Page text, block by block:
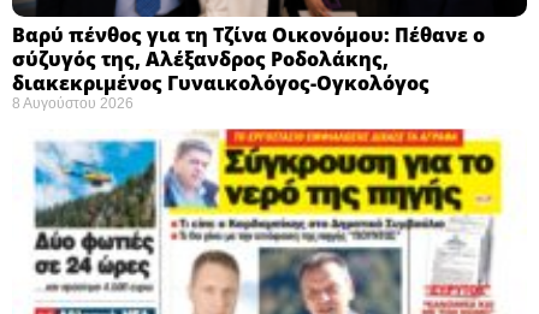
Βαρύ πένθος για τη Τζίνα Οικονόμου: Πέθανε ο
σύζυγός της, Αλέξανδρος Ροδολάκης,
διακεκριμένος Γυναικολόγος-Ογκολόγος
8 Αυγούστου 2026